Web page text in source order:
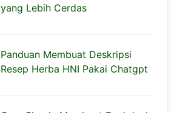
yang Lebih Cerdas
Panduan Membuat Deskripsi
Resep Herba HNI Pakai Chatgpt